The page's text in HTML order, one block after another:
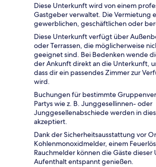
Diese Unterkunft wird von einem
Gastgeber verwaltet. Die Vermietung
gewerblichen, geschäftlichen oder
Diese Unterkunft verfügt über
oder Terrassen, die möglicherweise
geeignet sind. Bei Bedenken wende
der Ankunft direkt an die Unterkunft,
dass dir ein passendes Zimmer zur
wird.
Buchungen für bestimmte
Partys wie z. B. Junggesellinnen- oder
Junggesellenabschiede werden in
akzeptiert.
Dank der Sicherheitsausstattung vor
Kohlenmonoxidmelder, einem
Rauchmelder können die Gäste
Aufenthalt entspannt genießen.